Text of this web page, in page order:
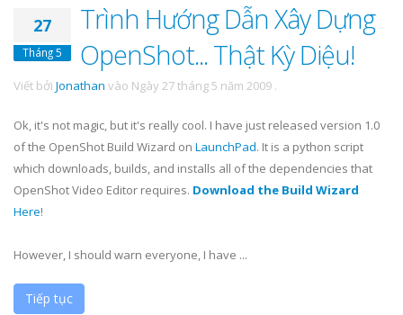
27
Tháng 5
Trình Hướng Dẫn Xây Dựng
OpenShot... Thật Kỳ Diệu!
Viết bởi Jonathan vào Ngày 27 tháng 5 năm 2009 .
Ok, it's not magic, but it's really cool. I have just released version 1.0
of the OpenShot Build Wizard on LaunchPad. It is a python script
which downloads, builds, and installs all of the dependencies that
OpenShotVideo Editor requires. Download the Build Wizard
Here!
However, I should warn everyone, I have ...
Tiếp tục